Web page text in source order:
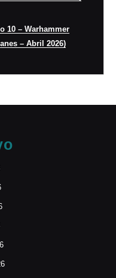
10 – Warhammer
– Abril 2026)